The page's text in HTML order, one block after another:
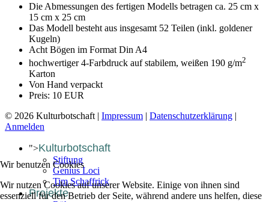
Die Abmessungen des fertigen Modells betragen ca. 25 cm x
15 cm x 25 cm
Das Modell besteht aus insgesamt 52 Teilen (inkl. goldener
Kugeln)
Acht Bögen im Format Din A4
hochwertiger 4-Farbdruck auf stabilem, weißen 190 g/m2
Karton
Von Hand verpackt
Preis: 10 EUR
© 2026 Kulturbotschaft | Impressum | Datenschutzerklärung |
Anmelden
">Kulturbotschaft
Stiftung
Genius Loci
Tim Schaffrick
Projekte
Wir benutzen Cookies
Wir nutzen Cookies auf unserer Website. Einige von ihnen sind
essenziell für den Betrieb der Seite, während andere uns helfen, diese